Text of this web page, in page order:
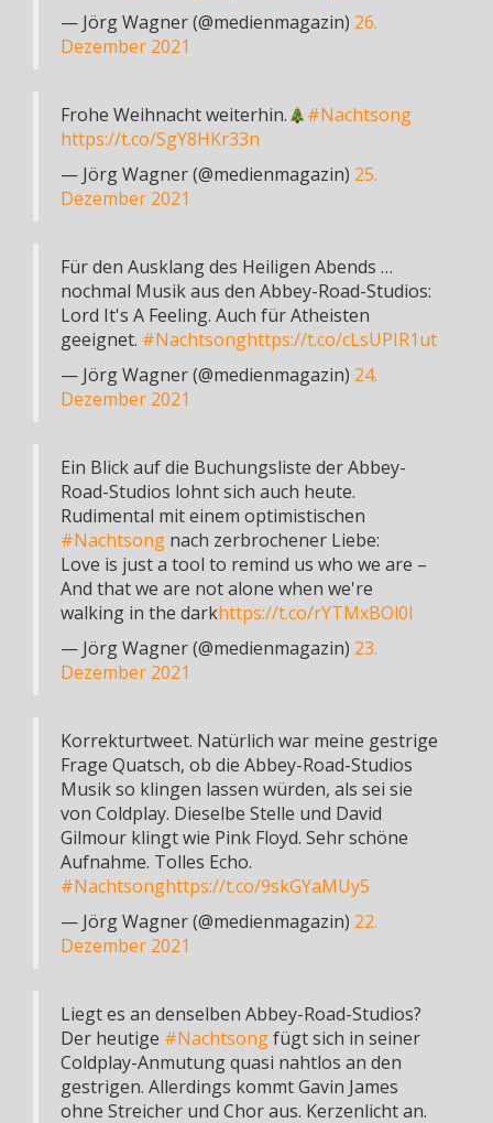
— Jörg Wagner (@medienmagazin) 26.
Dezember 2021
Frohe Weihnacht weiterhin.
#Nachtsong
https://t.co/SgY8HKr33n
— Jörg Wagner (@medienmagazin) 25.
Dezember 2021
Für den Ausklang des Heiligen Abends …
nochmal Musik aus den Abbey-Road-Studios:
Lord It's A Feeling. Auch für Atheisten
geeignet. #Nachtsonghttps://t.co/cLsUPIR1ut
— Jörg Wagner (@medienmagazin) 24.
Dezember 2021
Ein Blick auf die Buchungsliste der Abbey-
Road-Studios lohnt sich auch heute.
Rudimental mit einem optimistischen
#Nachtsong nach zerbrochener Liebe:
Love is just a tool to remind us who we are –
And that we are not alone when we're
walking in the darkhttps://t.co/rYTMxBOl0I
— Jörg Wagner (@medienmagazin) 23.
Dezember 2021
Korrekturtweet. Natürlich war meine gestrige
Frage Quatsch, ob die Abbey-Road-Studios
Musik so klingen lassen würden, als sei sie
von Coldplay. Dieselbe Stelle und David
Gilmour klingt wie Pink Floyd. Sehr schöne
Aufnahme. Tolles Echo.
#Nachtsonghttps://t.co/9skGYaMUy5
— Jörg Wagner (@medienmagazin) 22.
Dezember 2021
Liegt es an denselben Abbey-Road-Studios?
Der heutige #Nachtsongfügt sich in seiner
Coldplay-Anmutung quasi nahtlos an den
gestrigen. Allerdings kommt Gavin James
ohne Streicher und Chor aus. Kerzenlicht an.